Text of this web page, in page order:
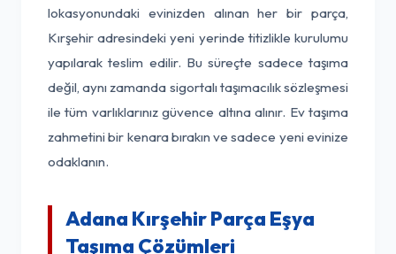
lokasyonundaki evinizden alınan her bir parça,
Kırşehir adresindeki yeni yerinde titizlikle kurulumu
yapılarak teslim edilir. Bu süreçte sadece taşıma
değil, aynı zamanda sigortalı taşımacılık sözleşmesi
ile tüm varlıklarınız güvence altına alınır. Ev taşıma
zahmetini bir kenara bırakın ve sadece yeni evinize
odaklanın.
Adana Kırşehir Parça Eşya
Taşıma Çözümleri